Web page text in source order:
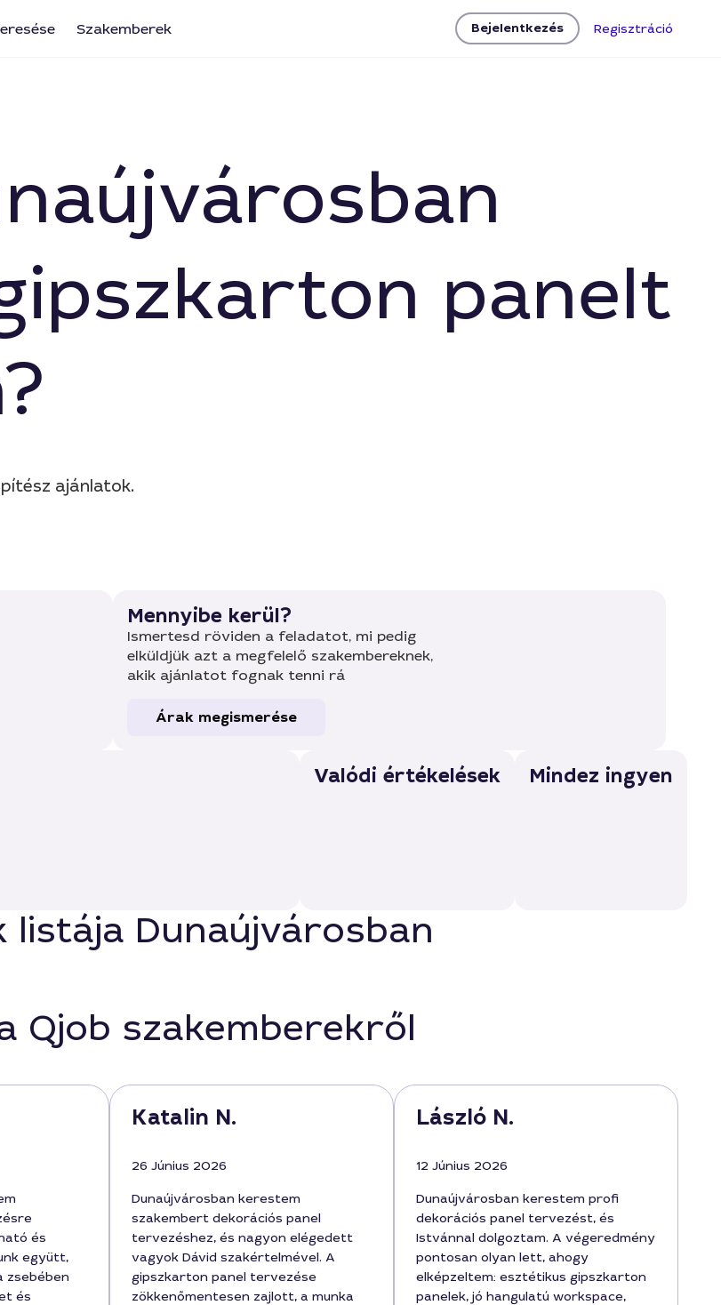
Szakemberek Bejelentkezés Regisztráció
panelt
ajánlatok.
Mennyibe kerül?
Ismertesd röviden a feladatot, mi pedig
elküldjük azt a megfelelő szakembereknek,
akik ajánlatot fognak tenni rá
Árak megismerése
Valódi értékelések Mindez ingyen
listája Dunaújvárosban
Qjob szakemberekről
és
együtt,
zsebében
és
Katalin N.
26 Június 2026
Dunaújvárosban kerestem
szakembert dekorációs panel
tervezéshez, és nagyon elégedett
vagyok Dávid szakértelmével. A
gipszkarton panel tervezése
zökkenőmentesen zajlott, a munka
László N.
12 Június 2026
Dunaújvárosban kerestem profi
dekorációs panel tervezést, és
Istvánnal dolgoztam. A végeredmény
pontosan olyan lett, ahogy
elképzeltem: esztétikus gipszkarton
panelek, jó hangulatú workspace,